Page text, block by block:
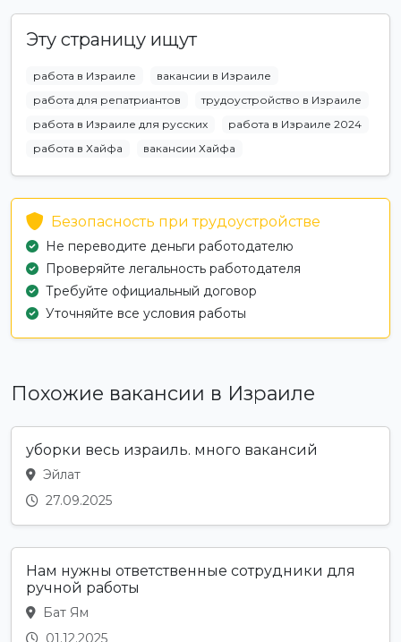
Эту страницу ищут
работа в Израиле
вакансии в Израиле
работа для репатриантов
трудоустройство в Израиле
работа в Израиле для русских
работа в Израиле 2024
работа в Хайфа
вакансии Хайфа
Безопасность при трудоустройстве
Не переводите деньги работодателю
Проверяйте легальность работодателя
Требуйте официальный договор
Уточняйте все условия работы
Похожие вакансии в Израиле
уборки весь израиль. много вакансий
Эйлат
27.09.2025
Нам нужны ответственные сотрудники для
ручной работы
Бат Ям
01.12.2025